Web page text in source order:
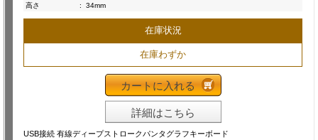
高さ
: 34mm
在庫状況
在庫わずか
カートに入れる
詳細はこちら
USB接続 有線ディープストロークパンタグラフキーボード